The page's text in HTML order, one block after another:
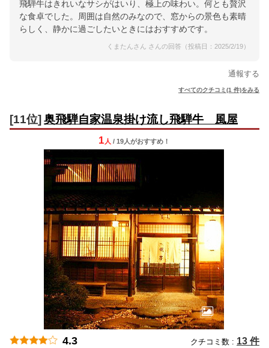
飛騨牛はきれいなサシがはいり、極上の味わい。何とも贅沢
な食卓でした。周囲は自然のみなので、窓からの景色も素晴
らしく、静かに過ごしたいときにはおすすめです。
くまたんさん さんの回答（投稿日：2025/2/19）
通報する
すべてのクチコミ(1 件)をみる
[11位] 奥飛騨自家温泉掛け流し飛騨牛 風屋
1 人 / 19人がおすすめ！
4.3 クチコミ数 : 13 件